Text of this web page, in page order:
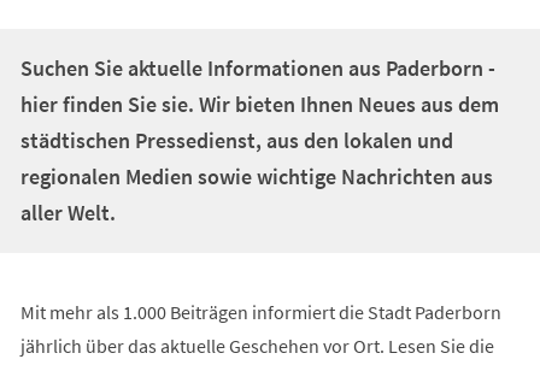
Suchen Sie aktuelle Informationen aus Paderborn -
hier finden Sie sie. Wir bieten Ihnen Neues aus dem
städtischen Pressedienst, aus den lokalen und
regionalen Medien sowie wichtige Nachrichten aus
aller Welt.
Mit mehr als 1.000 Beiträgen informiert die Stadt Paderborn
jährlich über das aktuelle Geschehen vor Ort. Lesen Sie die